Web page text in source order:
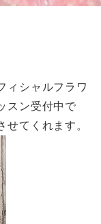
ィシャルフラワ
スン受付中で
てくれます。